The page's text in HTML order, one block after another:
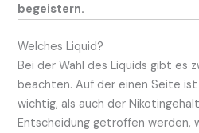
begeistern.
Welches Liquid?
Bei der Wahl des Liquids gibt es
beachten. Auf der einen Seite
wichtig, als auch der
Entscheidung getroffen werden,